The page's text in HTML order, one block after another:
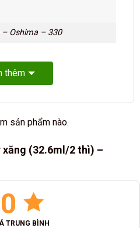
Oshima – 330
thêm
sản phẩm nào.
(32.6ml/2 thì) –
TRUNG BÌNH